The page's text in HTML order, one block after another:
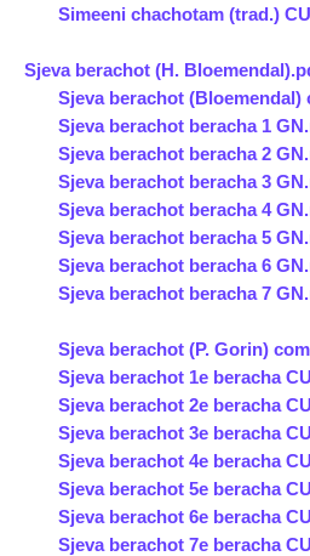
Simeeni chachotam (trad.)
Sjeva berachot (H.
Sjeva berachot (Bloemendal)
Sjeva berachot beracha 1
Sjeva berachot beracha 2
Sjeva berachot beracha 3
Sjeva berachot beracha 4
Sjeva berachot beracha 5
Sjeva berachot beracha 6
Sjeva berachot beracha 7
Sjeva berachot (P. Gorin)
Sjeva berachot 1e beracha
Sjeva berachot 2e beracha
Sjeva berachot 3e beracha
Sjeva berachot 4e beracha
Sjeva berachot 5e beracha
Sjeva berachot 6e beracha
Sjeva berachot 7e beracha